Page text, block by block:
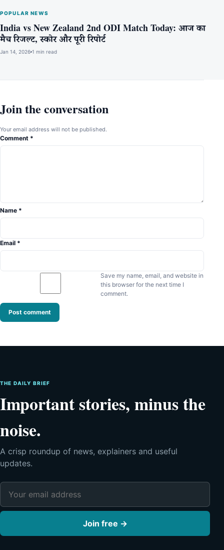
POPULAR NEWS
India vs New Zealand 2nd ODI Match Today: आज का
मैच रिजल्ट, स्कोर और पूरी रिपोर्ट
Jan 14, 2026 1 min read
Join the conversation
Your email address will not be published.
Comment *
Name *
Email *
Save my name, email, and website in
this browser for the next time I
comment.
THE DAILY BRIEF
Important stories, minus the
noise.
A crisp roundup of news, explainers and useful
updates.
Email address
Join free →